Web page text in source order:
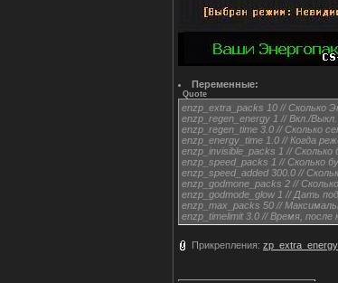
Переменные:
Quote
enzp_extra_packs 10 // Сколько
enzp_regen_energy 1 // Вкл./
enzp_regen_time 3.0 // Сколько
enzp_energy_time 1.0 // Когда
enzp_invisible_packs 1 //
enzp_speed_packs 1 // Сколько
enzp_speed_added 300.0 //
enzp_godmone_packs 2 //
enzp_godmode_glow 1 // Дать
enzp_max_packs 50 //
enzp_timelimit 3.0 // Время,
Прикрепления: